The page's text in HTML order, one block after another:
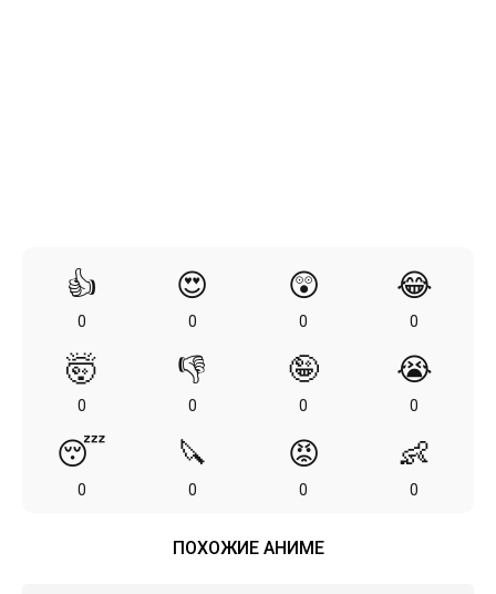
👍
0
😍
0
😲
0
😂
0
🤯
0
👎
0
🤪
0
😭
0
😴
0
🔪
0
😡
0
👶
0
ПОХОЖИЕ АНИМЕ